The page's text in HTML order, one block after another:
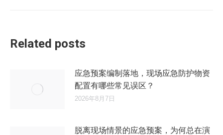
Related posts
应急预案编制落地，现场应急防护物资
配置有哪些常见误区？
2026年8月7日
脱离现场情景的应急预案，为何总在演